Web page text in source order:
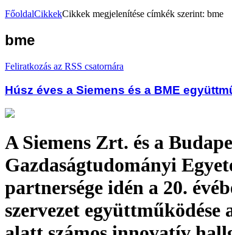
FőoldalCikkekCikkek megjelenítése címkék szerint: bme
bme
Feliratkozás az RSS csatornára
Húsz éves a Siemens és a BME
A Siemens Zrt. és a
Gazdaságtudományi
partnersége idén a 20.
szervezet együttműködése